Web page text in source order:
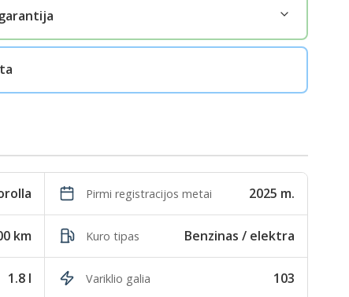
Pirmi registracijos metai 2025 m.
km Kuro tipas Benzinas / elektra
1.8 l Variklio galia 103